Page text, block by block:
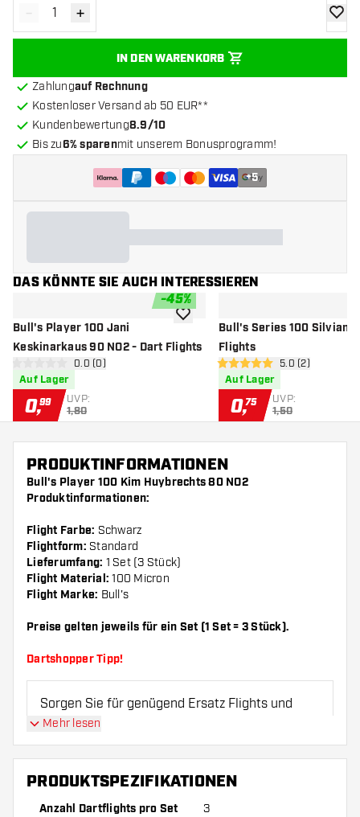
Menge verringern
- Menge erhöhen
+
IN DEN WARENKORB
Zur
Zahlungauf Rechnung
Kostenloser Versand ab 50 EUR**
Kundenbewertung8.9/10
Bis zu6% sparenmit unserem Bonusprogramm!
+5
DAS KÖNNTE SIE AUCH INTERESSIEREN
-45%
Bull's Player 100 Jani
Keskinarkaus 90 NO2 - Dart Flights
Bewertungsbereich öffnen
0 Bewertungssterne
0.0 (0)
Auf Lager
0,99 UVP:
1,80
Zur Wunschliste hinzufügen
Bull's Series 100 Silvian
Flights
5 Bewertungssterne
5.0 (2)
Auf Lager
0,75 UVP:
1,50
PRODUKTINFORMATIONEN
Bull's Player 100 Kim Huybrechts 80 NO2
Produktinformationen:
Flight Farbe: Schwarz
Flightform: Standard
Lieferumfang: 1 Set (3 Stück)
Flight Material: 100 Micron
Flight Marke: Bull's
Preise gelten jeweils für ein Set (1 Set = 3 Stück).
Dartshopper Tipp!
Sorgen Sie für genügend Ersatz Flights und
Shafts. Diese können sich durch Gebrauch
abnutzen oder brechen.
Probieren Sie eine andere Form, ein anderes
Material oder eine andere Dicke der Flights aus,
Mehr lesen
PRODUKTSPEZIFIKATIONEN
Anzahl Dartflights pro Set 3